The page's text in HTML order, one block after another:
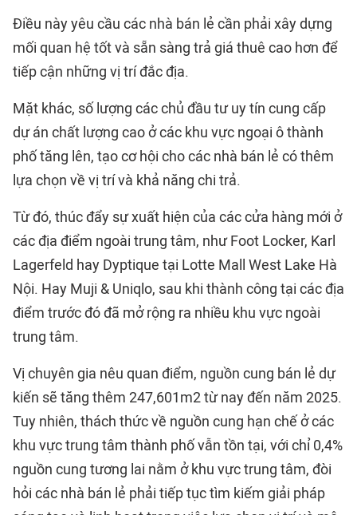
Điều này yêu cầu các nhà bán lẻ cần phải xây dựng
mối quan hệ tốt và sẵn sàng trả giá thuê cao hơn để
tiếp cận những vị trí đắc địa.
Mặt khác, số lượng các chủ đầu tư uy tín cung cấp
dự án chất lượng cao ở các khu vực ngoại ô thành
phố tăng lên, tạo cơ hội cho các nhà bán lẻ có thêm
lựa chọn về vị trí và khả năng chi trả.
Từ đó, thúc đẩy sự xuất hiện của các cửa hàng mới ở
các địa điểm ngoài trung tâm, như Foot Locker, Karl
Lagerfeld hay Dyptique tại Lotte Mall West Lake Hà
Nội. Hay Muji & Uniqlo, sau khi thành công tại các địa
điểm trước đó đã mở rộng ra nhiều khu vực ngoài
trung tâm.
Vị chuyên gia nêu quan điểm, nguồn cung bán lẻ dự
kiến sẽ tăng thêm 247,601m2 từ nay đến năm 2025.
Tuy nhiên, thách thức về nguồn cung hạn chế ở các
khu vực trung tâm thành phố vẫn tồn tại, với chỉ 0,4%
nguồn cung tương lai nằm ở khu vực trung tâm, đòi
hỏi các nhà bán lẻ phải tiếp tục tìm kiếm giải pháp